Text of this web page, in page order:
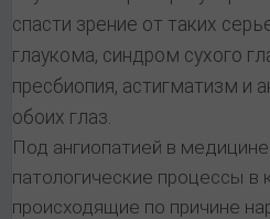
спасти зрение от таких
глаукома, синдром сухого
пресбиопия, астигматизм и
обоих глаз.
Под ангиопатией в
патологические процессы в
происходящие по причине